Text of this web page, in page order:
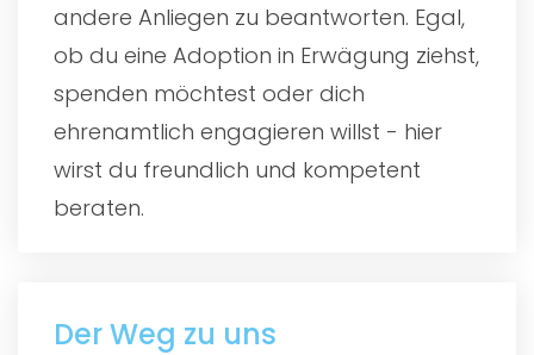
andere Anliegen zu beantworten. Egal,
ob du eine Adoption in Erwägung ziehst,
spenden möchtest oder dich
ehrenamtlich engagieren willst - hier
wirst du freundlich und kompetent
beraten.
Der Weg zu uns